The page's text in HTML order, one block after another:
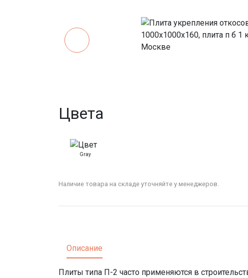
Цвета
Gray
Наличие товара на складе уточняйте у менеджеров.
Описание
Плиты типа П-2 часто применяются в